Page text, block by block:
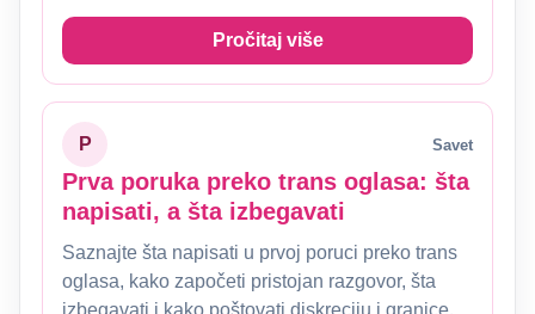
Pročitaj više
P Savet
Prva poruka preko trans oglasa: šta
napisati, a šta izbegavati
Saznajte šta napisati u prvoj poruci preko trans
oglasa, kako započeti pristojan razgovor, šta
izbegavati i kako poštovati diskreciju i granice.